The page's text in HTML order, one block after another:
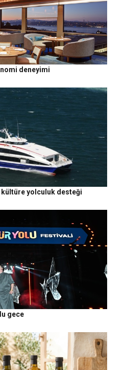
deneyimi
kültüre yolculuk desteği
gece